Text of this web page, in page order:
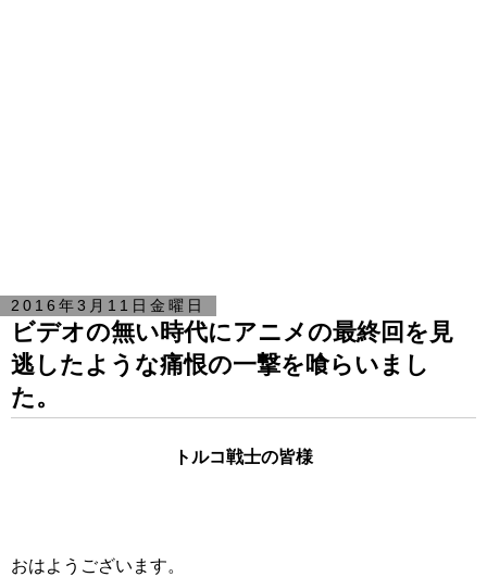
2016年3月11日金曜日
ビデオの無い時代にアニメの最終回を見
逃したような痛恨の一撃を喰らいまし
た。
トルコ戦士の皆様
おはようございます。